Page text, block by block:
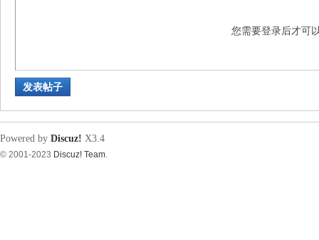
您需要登录后才可
发表帖子
Powered by Discuz! X3.4
© 2001-2023 Discuz! Team